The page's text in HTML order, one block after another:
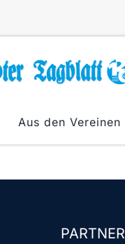
Aus den Vereinen
PARTNER